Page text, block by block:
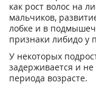
как рост волос на
мальчиков,
лобке и в
признаки либидо у
У некоторых
задерживается и
периода возрасте.